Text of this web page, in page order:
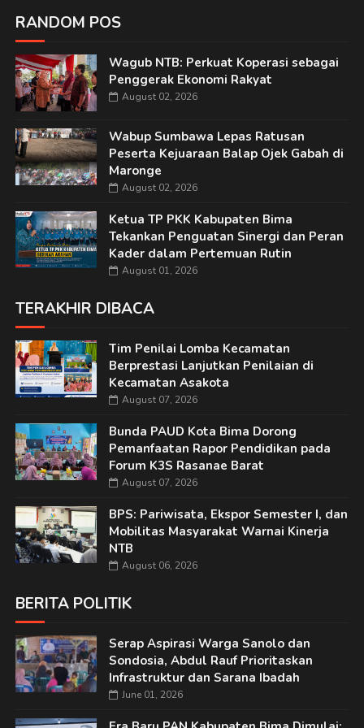
RANDOM POS
Wagub NTB: Perkuat Koperasi sebagai
Penggerak Ekonomi Rakyat
August 02, 2026
Wabup Sumbawa Lepas Ratusan
Peserta Kejuaraan Balap Ojek Gabah di
Maronge
August 02, 2026
Ketua TP PKK Kabupaten Bima
Tekankan Penguatan Sinergi dan Peran
Kader dalam Pertemuan Rutin
August 01, 2026
TERAKHIR DIBACA
Tim Penilai Lomba Kecamatan
Berprestasi Lanjutkan Penilaian di
Kecamatan Asakota
August 07, 2026
Bunda PAUD Kota Bima Dorong
Pemanfaatan Rapor Pendidikan pada
Forum K3S Rasanae Barat
August 07, 2026
BPS: Pariwisata, Ekspor Semester I, dan
Mobilitas Masyarakat Warnai Kinerja
NTB
August 06, 2026
BERITA POLITIK
Serap Aspirasi Warga Sanolo dan
Sondosia, Abdul Rauf Prioritaskan
Infrastruktur dan Sarana Ibadah
June 01, 2026